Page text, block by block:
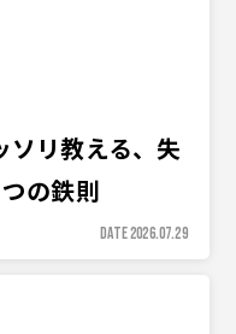
ソリ教える、失
の鉄則
DATE 2026.07.29